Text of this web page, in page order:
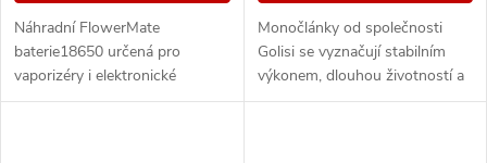
Náhradní FlowerMate
baterie18650 určená pro
vaporizéry i elektronické
cigarety používající vyměnitelné
Monočlánky od společnosti
Golisi se vyznačují stabilním
výkonem, dlouhou životností a
bezpečností. Disponují